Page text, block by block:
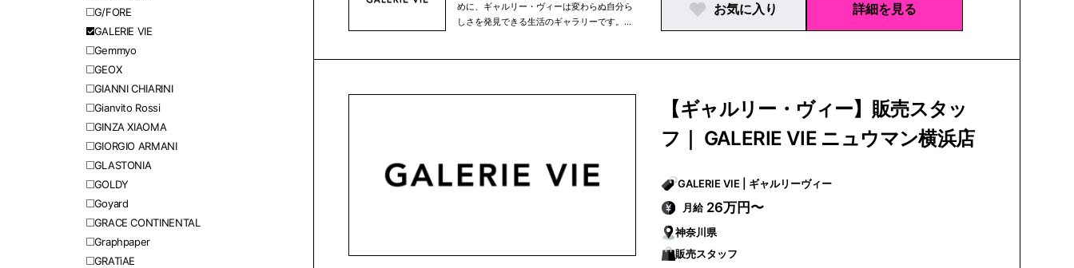
G/FORE
GALERIE VIE
Gemmyo
GEOX
GIANNI CHIARINI
Gianvito Rossi
GINZA XIAOMA
GIORGIO ARMANI
GLASTONIA
GOLDY
Goyard
GRACE CONTINENTAL
Graphpaper
GRATiAE
めに、ギャルリー・ヴィーは変わらぬ自分ら
しさを発見できる生活のギャラリーです。余
旅を楽しむような個性的なグッズ、イマジネ
お気に入り 詳細を見る
【ギャルリー・ヴィー】販売スタッ
フ｜ GALERIE VIE ニュウマン横浜店
GALERIE VIE | ギャルリーヴィー
月給 26万円〜
神奈川県
販売スタッフ